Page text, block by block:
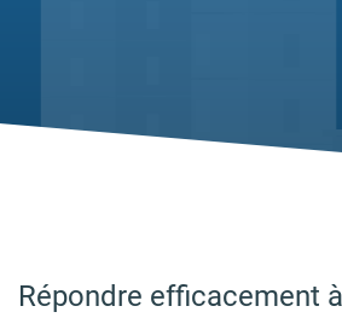
Répondre efficacement